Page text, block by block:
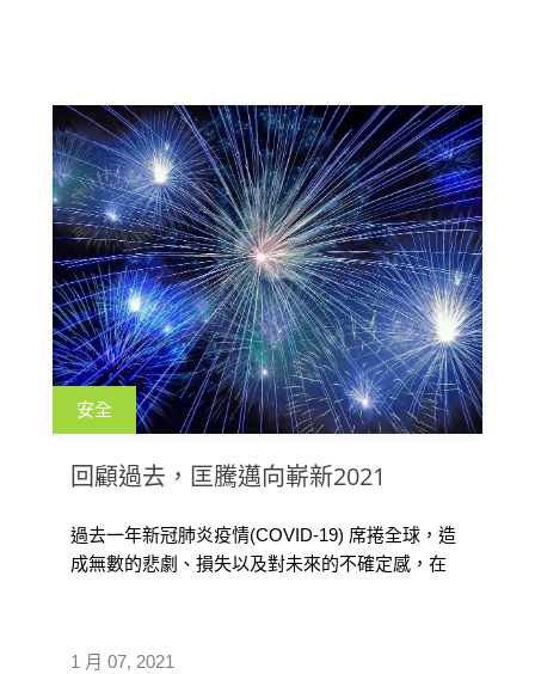
安全
回顧過去，匡騰邁向嶄新2021
1 月 07, 2021
過去一年新冠肺炎疫情(COVID-19) 席捲全球，造
成無數的悲劇、損失以及對未來的不確定感，在
實際經濟上及情感上損失的人們，至上最誠摯的